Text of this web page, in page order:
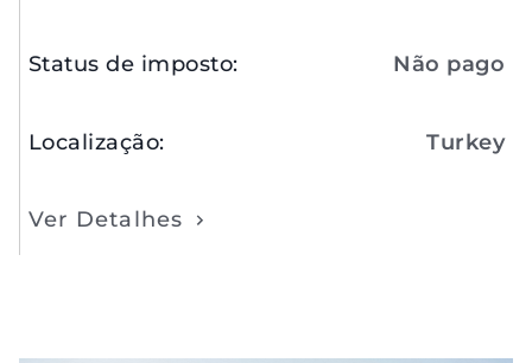
Status de imposto: Não pago
Localização: Turkey
Ver Detalhes